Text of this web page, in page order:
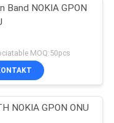
Band NOKIA GPON
MOQ:50pcs
NOKIA GPON ONU